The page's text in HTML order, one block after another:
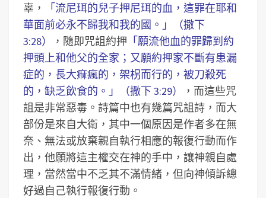
辜，
「流尼珥的兒子押尼珥的血，這罪在耶和
華面前必永不歸我和我的國。」（撒下
3:28）
，隨即咒詛約押 「願流他血的罪歸到約
押頭上和他父的全家；又願約押家不斷有患漏
症的，長大痲瘋的，架柺而行的，被刀殺死
的，缺乏飲食的。」（撒下 3:29）
，而這些咒
詛是非常惡毒。詩篇中也有幾篇咒詛詩，而大
部份是來自大衛，其中一個原因是作者多在無
奈、無法或放棄親自執行相應的報復行動而作
出，他願將這主權交在神的手中，讓神親自處
理，當然當中不乏其不滿情緒，但向神傾訴總
好過自己執行報復行動。